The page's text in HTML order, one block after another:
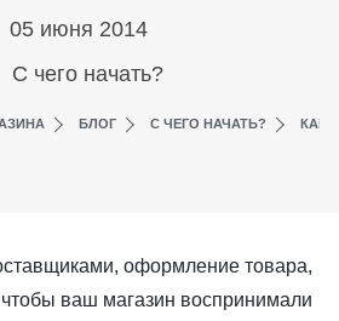
05 июня 2014
С чего начать?
БЛОГ С ЧЕГО НАЧАТЬ?
оформление товара,
чтобы ваш магазин воспринимали